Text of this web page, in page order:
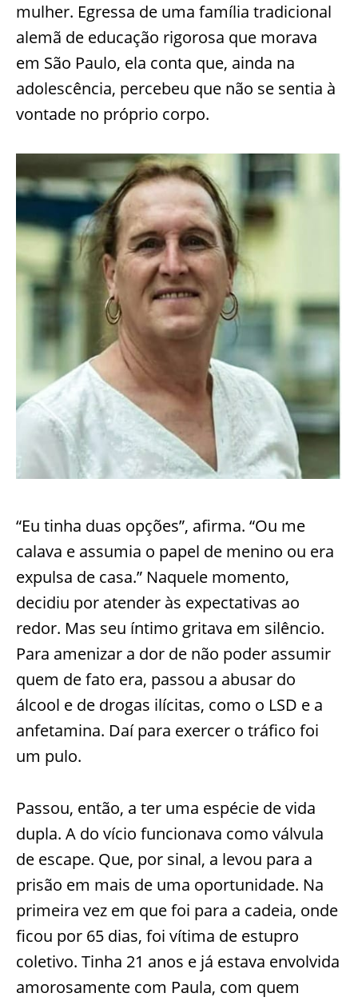
mulher. Egressa de uma família tradicional
alemã de educação rigorosa que morava
em São Paulo, ela conta que, ainda na
adolescência, percebeu que não se sentia à
vontade no próprio corpo.
“Eu tinha duas opções”, afirma. “Ou me
calava e assumia o papel de menino ou era
expulsa de casa.” Naquele momento,
decidiu por atender às expectativas ao
redor. Mas seu íntimo gritava em silêncio.
Para amenizar a dor de não poder assumir
quem de fato era, passou a abusar do
álcool e de drogas ilícitas, como o LSD e a
anfetamina. Daí para exercer o tráfico foi
um pulo.
Passou, então, a ter uma espécie de vida
dupla. A do vício funcionava como válvula
de escape. Que, por sinal, a levou para a
prisão em mais de uma oportunidade. Na
primeira vez em que foi para a cadeia, onde
ficou por 65 dias, foi vítima de estupro
coletivo. Tinha 21 anos e já estava envolvida
amorosamente com Paula, com quem